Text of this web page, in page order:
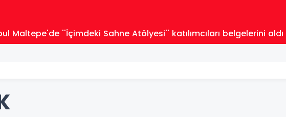
Maltepe'de ''İçimdeki Sahne Atölyesi'' katılımcıları belgelerini aldı